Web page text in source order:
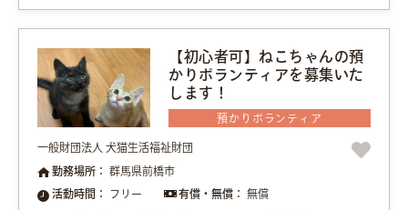
【初心者可】ねこちゃんの預
かりボランティアを募集いた
します！
預かりボランティア
一般財団法人 犬猫生活福祉財団
勤務場所： 群馬県前橋市
活動時間： フリー 有償・無償： 無償